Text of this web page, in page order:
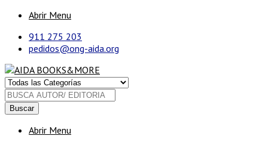
Abrir Menu
911 275 203
pedidos@ong-aida.org
Buscar
Abrir Menu